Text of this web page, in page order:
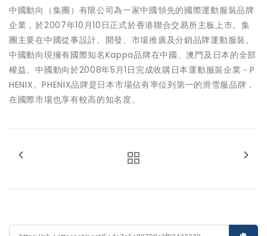
中國動向（集團）有限公司為一家中國領先的國際運動服裝品牌
企業，於2007年10月10日正式於香港聯合交易所主板上市。集
團主要在中國從事設計、開發、市場推廣及分銷品牌運動服裝。
中國動向現擁有國際知名Kappa品牌在中國、澳門及日本的全部
權益。中國動向於2008年5月1日完成收購日本運動服裝企業－P
HENIX。PHENIX品牌是日本市場佔有率位列第一的滑雪服品牌，
在國際市場也享有較高的知名度。